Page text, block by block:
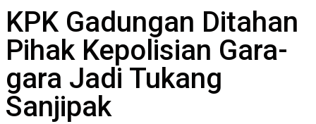
KPK Gadungan Ditahan
Pihak Kepolisian Gara-
gara Jadi Tukang
Sanjipak